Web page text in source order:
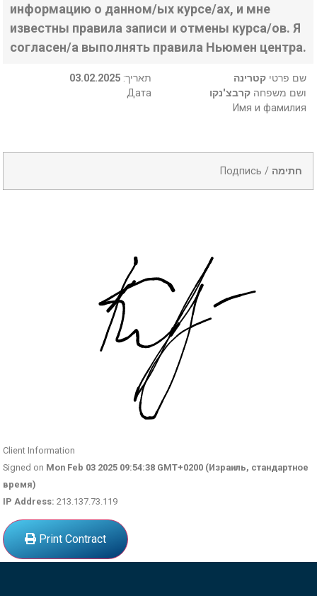
информацию о данном/ых курсе/ах, и мне
известны правила записи и отмены курса/ов. Я
согласен/а выполнять правила Ньюмен центра.
03.02.2025 :תאריך
Дата
שם פרטי קטרינה
ושם משפחה קרבצ'נקו
Имя и фамилия
Подпись / חתימה
Client Information
Signed on Mon Feb 03 2025 09:54:38 GMT+0200 (Израиль, стандартное
время)
IP Address: 213.137.73.119
Print Contract